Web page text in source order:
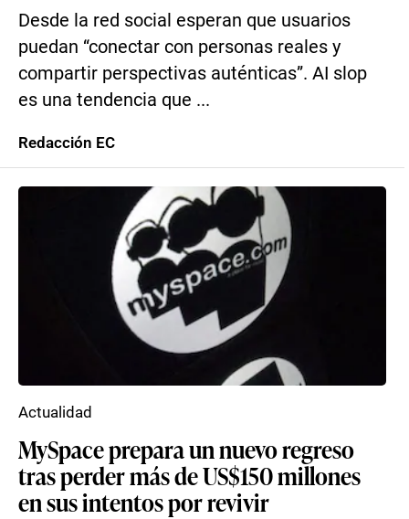
Desde la red social esperan que usuarios
puedan “conectar con personas reales y
compartir perspectivas auténticas”. AI slop
es una tendencia que ...
Redacción EC
MySpace prepara un nuevo regreso
tras perder más de US$150 millones
en sus intentos por revivir
Actualidad